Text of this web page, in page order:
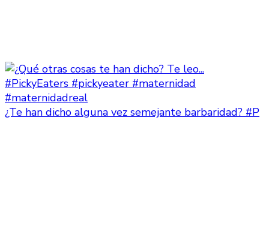
¿Te han dicho alguna vez semejante barbaridad? #P